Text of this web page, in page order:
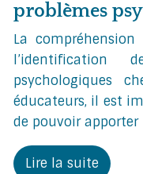
problèmes
La
l’identification
psychologiques
éducateurs, il est
de pouvoir apporter
Lire la suite